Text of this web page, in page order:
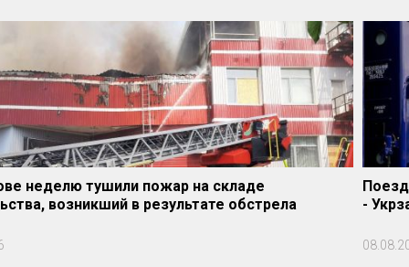
неделю тушили пожар на складе
возникший в результате обстрела
-